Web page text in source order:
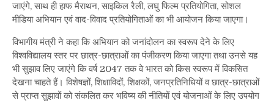
जाएंगे, साथ ही हाफ मैराथन, साइकिल रैली, लघु फिल्म प्रतियोगिता, सोशल
मीडिया अभियान एवं वाद-विवाद प्रतियोगिताओं का भी आयोजन किया जाएगा।
विभागीय मंत्री ने कहा कि अभियान को जनांदोलन का स्वरूप देने के लिए
विश्वविद्यालय स्तर पर छात्र-छात्राओं का पंजीकरण किया जाएगा तथा उनसे यह
भी सुझाव लिए जाएंगे कि वर्ष 2047 तक वे भारत को किस स्वरूप में विकसित
देखना चाहते हैं। विशेषज्ञों, शिक्षाविदों, शिक्षकों, जनप्रतिनिधियों व छात्र-छात्राओं
से प्राप्त सुझावों को संकलित कर भविष्य की नीतियों एवं योजनाओं के लिए उपयोग